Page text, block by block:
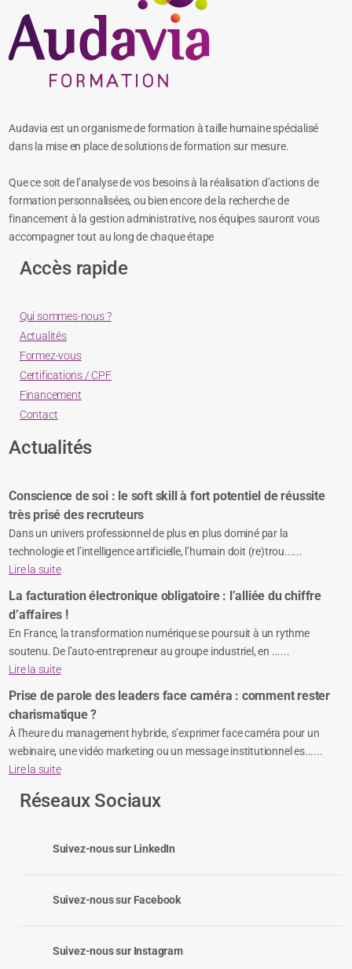
Audavia est un organisme de formation à taille humaine spécialisé
dans la mise en place de solutions de formation sur mesure.
Que ce soit de l’analyse de vos besoins à la réalisation d’actions de
formation personnalisées, ou bien encore de la recherche de
financement à la gestion administrative, nos équipes sauront vous
accompagner tout au long de chaque étape
Accès rapide
Qui sommes-nous ?
Actualités
Formez-vous
Certifications / CPF
Financement
Contact
Actualités
Conscience de soi : le soft skill à fort potentiel de réussite
très prisé des recruteurs
Dans un univers professionnel de plus en plus dominé par la
technologie et l’intelligence artificielle, l’humain doit (re)trou......
Lire la suite
La facturation électronique obligatoire : l’alliée du chiffre
d’affaires !
En France, la transformation numérique se poursuit à un rythme
soutenu. De l’auto-entrepreneur au groupe industriel, en ......
Lire la suite
Prise de parole des leaders face caméra : comment rester
charismatique ?
À l’heure du management hybride, s’exprimer face caméra pour un
webinaire, une vidéo marketing ou un message institutionnel es......
Lire la suite
Réseaux Sociaux
Suivez-nous sur LinkedIn
Suivez-nous sur Facebook
Suivez-nous sur Instagram